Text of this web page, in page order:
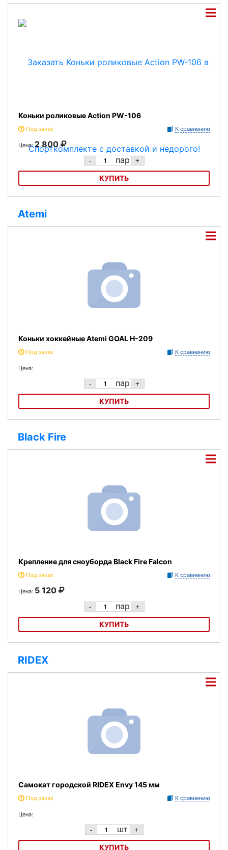
Коньки роликовые Action PW-106
Под заказ К сравнению
Цена:2 800
- пар +
КУПИТЬ
Atemi
Коньки хоккейные Atemi GOAL H-209
Под заказ К сравнению
Цена:
- пар +
КУПИТЬ
Black Fire
Крепление для сноуборда Black Fire Falcon
Под заказ К сравнению
Цена: 5 120
- пар +
КУПИТЬ
RIDEX
Самокат городской RIDEX Envy 145 мм
Под заказ К сравнению
Цена:
- шт +
КУПИТЬ